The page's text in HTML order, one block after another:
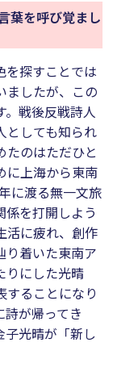
葉を呼び覚まし
を探すことでは
ましたが、この
。戦後反戦詩人
としても知られ
たのはただひと
に上海から東南
に渡る無一文旅
を打開しよう
活に疲れ、創作
り着いた東南ア
りにした光晴
することになり
が帰ってき
子光晴が「新し